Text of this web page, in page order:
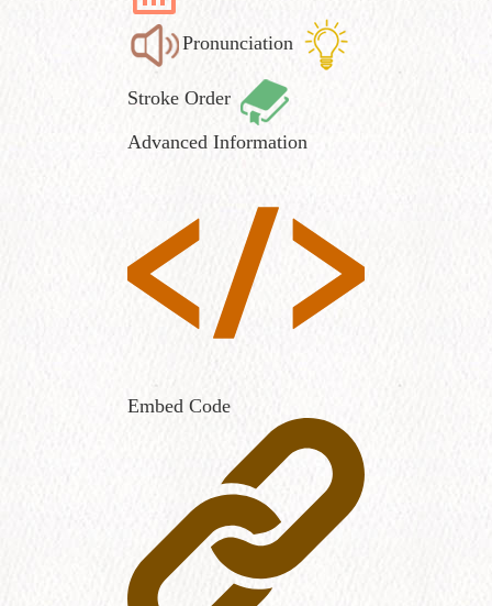
Pronunciation
Stroke Order
Advanced Information
Embed Code